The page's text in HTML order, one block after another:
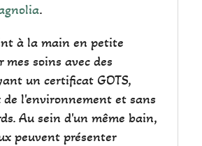
.
à la main en petite
soins avec des
un certificat GOTS,
de l'environnement et sans
Au sein d'un même bain,
peuvent présenter